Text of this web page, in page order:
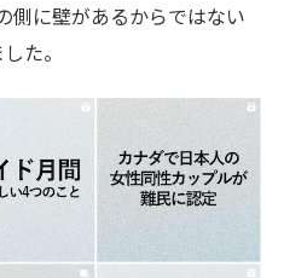
側に壁があるからではない
た。